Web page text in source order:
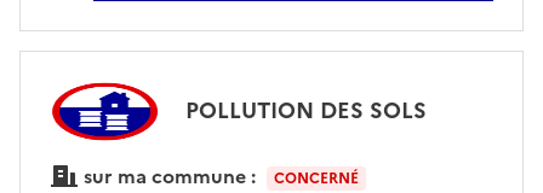
POLLUTION DES SOLS
sur ma commune : CONCERNÉ